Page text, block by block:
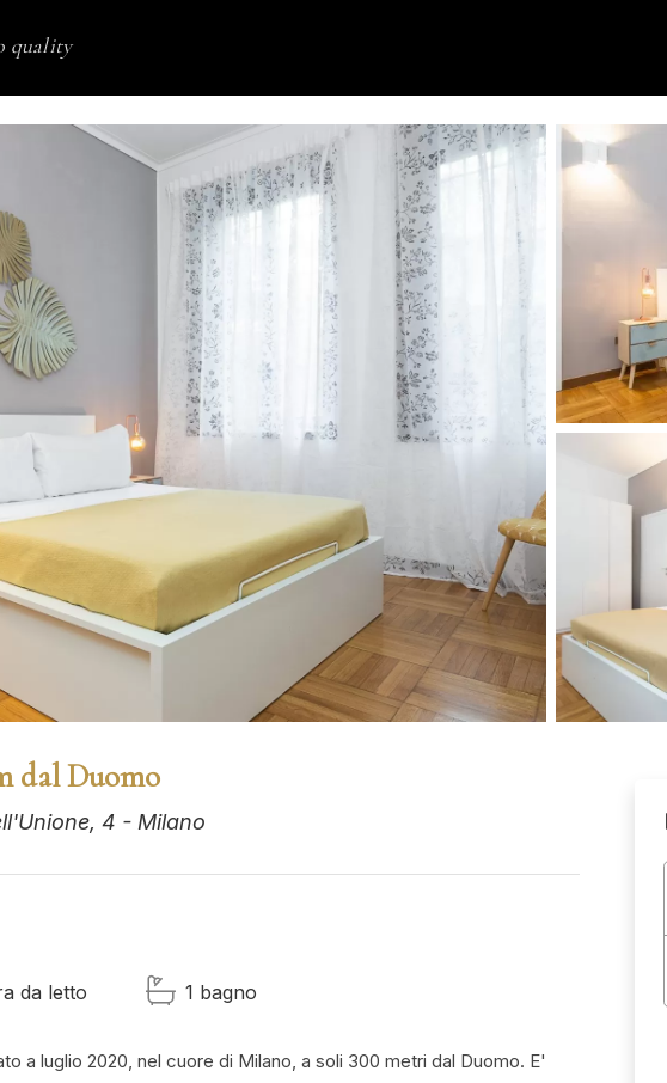
quality
dal Duomo
4 - Milano
da letto 1 bagno
a luglio 2020, nel cuore di Milano, a soli 300 metri dal Duomo. E'